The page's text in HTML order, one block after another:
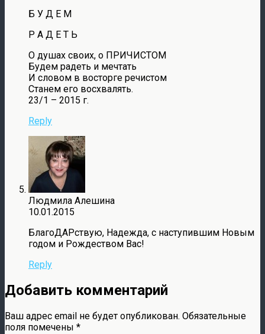
Б У Д Е М
Р А Д Е Т Ь
О душах своих, о ПРИЧИСТОМ
Будем радеть и мечтать
И словом в восторге речистом
Станем его восхвалять.
23/1 – 2015 г.
Reply
Людмила Алешина
10.01.2015
БлагоДАРствую, Надежда, с наступившим Новым
годом и Рождеством Вас!
Reply
Добавить комментарий
Ваш адрес email не будет опубликован. Обязательные
поля помечены *